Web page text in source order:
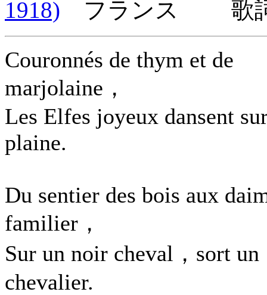
1918) フランス 歌詞
Couronnés de thym et de
marjolaine，
Les Elfes joyeux dansent
plaine.
Du sentier des bois aux
familier，
Sur un noir cheval，sort un
chevalier.